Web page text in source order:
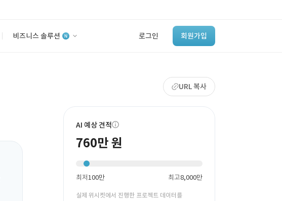
비즈니스 솔루션 로그인 회원가입
‘이런 거’ 만들어본
개발 회사 있어?
바로가기
URL 복사
AI 예상 견적
760만 원
최저100만 최고8,000만
실제 위시켓에서 진행한 프로젝트 데이터를